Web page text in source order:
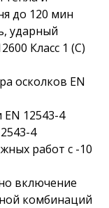
до 120 мин
ударный
Класс 1 (С)
осколков EN
EN 12543-4
4
работ с -10
включение
комбинаций